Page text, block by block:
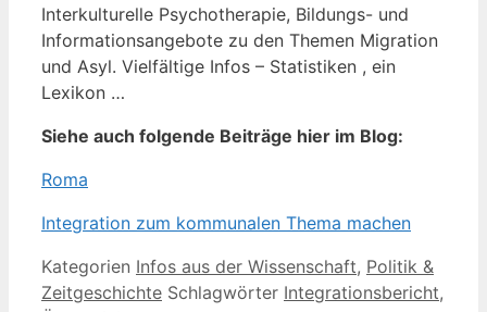
Interkulturelle Psychotherapie, Bildungs- und
Informationsangebote zu den Themen Migration
und Asyl. Vielfältige Infos – Statistiken , ein
Lexikon …
Siehe auch folgende Beiträge hier im Blog:
Roma
Integration zum kommunalen Thema machen
Kategorien Infos aus der Wissenschaft, Politik &
Zeitgeschichte Schlagwörter Integrationsbericht,